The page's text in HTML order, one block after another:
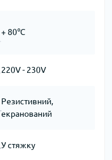
+ 80℃
220V - 230V
Резистивний,
екранований
У стяжку